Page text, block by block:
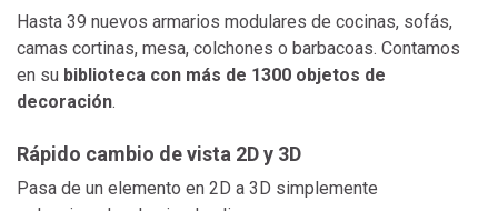
Hasta 39 nuevos armarios modulares de cocinas, sofás,
camas cortinas, mesa, colchones o barbacoas. Contamos
en su biblioteca con más de 1300 objetos de
decoración.
Rápido cambio de vista 2D y 3D
Pasa de un elemento en 2D a 3D simplemente